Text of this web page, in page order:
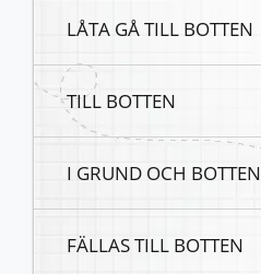
LÅTA GÅ TILL BOTTEN
TILL BOTTEN
I GRUND OCH BOTTEN
FÄLLAS TILL BOTTEN